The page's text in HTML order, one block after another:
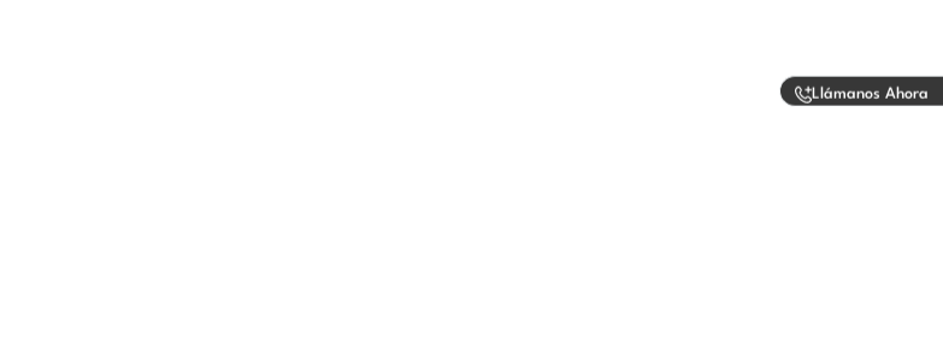
Llámanos Ahora